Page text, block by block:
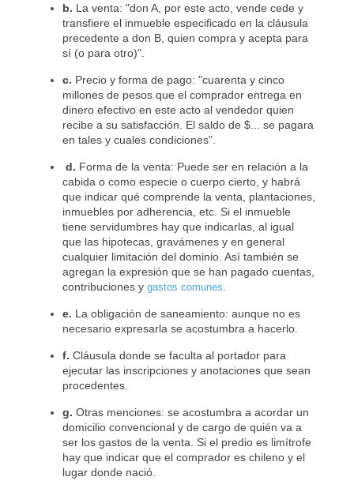
b. La venta: "don A, por este acto, vende cede y
transfiere el inmueble especificado en la cláusula
precedente a don B, quien compra y acepta para
sí (o para otro)".
c. Precio y forma de pago: "cuarenta y cinco
millones de pesos que el comprador entrega en
dinero efectivo en este acto al vendedor quien
recibe a su satisfacción. El saldo de $... se pagara
en tales y cuales condiciones".
d. Forma de la venta: Puede ser en relación a la
cabida o como especie o cuerpo cierto, y habrá
que indicar qué comprende la venta, plantaciones,
inmuebles por adherencia, etc. Si el inmueble
tiene servidumbres hay que indicarlas, al igual
que las hipotecas, gravámenes y en general
cualquier limitación del dominio. Así también se
agregan la expresión que se han pagado cuentas,
contribuciones y gastos comunes
e. La obligación de saneamiento: aunque no es
necesario expresarla se acostumbra a hacerlo.
f. Cláusula donde se faculta al portador para
ejecutar las inscripciones y anotaciones que sean
procedentes.
g. Otras menciones: se acostumbra a acordar un
domicilio convencional y de cargo de quién va a
ser los gastos de la venta. Si el predio es limítrofe
hay que indicar que el comprador es chileno y el
lugar donde nació.